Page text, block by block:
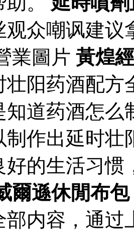
观众嘲讽建
業圖片 黃煌
壮阳药酒配方
知道药酒怎
制作出延时
好的生活习惯
爾遜休閒布包
部内容，通过